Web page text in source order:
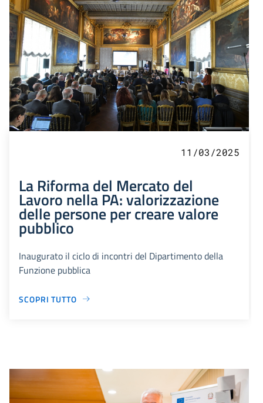
11/03/2025
La Riforma del Mercato del
Lavoro nella PA: valorizzazione
delle persone per creare valore
pubblico
Inaugurato il ciclo di incontri del Dipartimento della
Funzione pubblica
SCOPRI TUTTO